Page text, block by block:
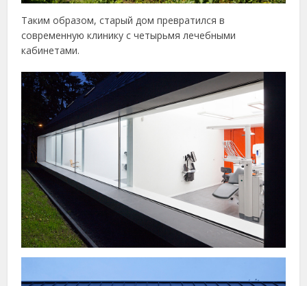
Таким образом, старый дом превратился в
современную клинику с четырьмя лечебными
кабинетами.